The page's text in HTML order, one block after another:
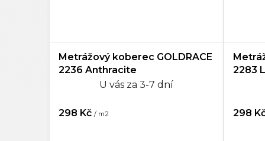
Metrážový koberec GOLDRACE
2236 Anthracite
U vás za 3-7 dní
298 Kč / m2
2283
298